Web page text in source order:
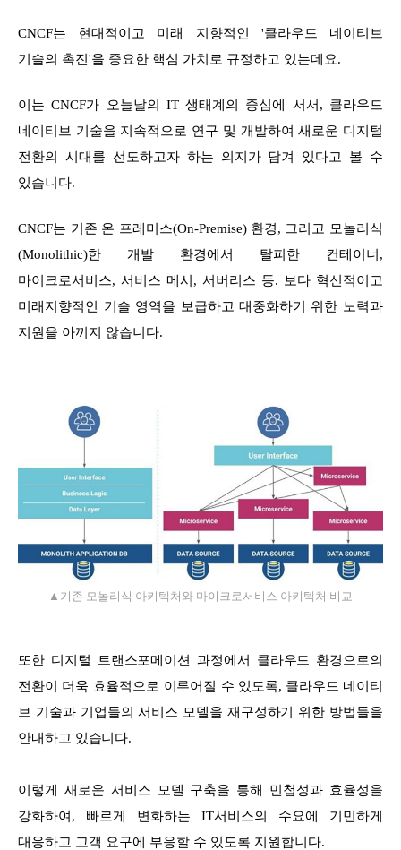
CNCF는 현대적이고 미래 지향적인 '클라우드 네이티브
기술의 촉진'을 중요한 핵심 가치로 규정하고 있는데요.
이는 CNCF가 오늘날의 IT 생태계의 중심에 서서, 클라우드
네이티브 기술을 지속적으로 연구 및 개발하여 새로운 디지털
전환의 시대를 선도하고자 하는 의지가 담겨 있다고 볼 수
있습니다.
CNCF는 기존 온 프레미스(On-Premise) 환경, 그리고 모놀리식
(Monolithic)한 개발 환경에서 탈피한 컨테이너,
마이크로서비스, 서비스 메시, 서버리스 등. 보다 혁신적이고
미래지향적인 기술 영역을 보급하고 대중화하기 위한 노력과
지원을 아끼지 않습니다.
▲ 기존 모놀리식 아키텍처와 마이크로서비스 아키텍처 비교
또한 디지털 트랜스포메이션 과정에서 클라우드 환경으로의
전환이 더욱 효율적으로 이루어질 수 있도록, 클라우드 네이티
브 기술과 기업들의 서비스 모델을 재구성하기 위한 방법들을
안내하고 있습니다.
이렇게 새로운 서비스 모델 구축을 통해 민첩성과 효율성을
강화하여, 빠르게 변화하는 IT서비스의 수요에 기민하게
대응하고 고객 요구에 부응할 수 있도록 지원합니다.